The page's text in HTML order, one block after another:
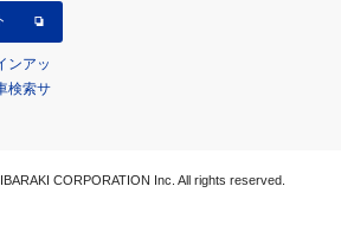
ンアッ
検索サ
CORPORATION Inc. All rights reserved.